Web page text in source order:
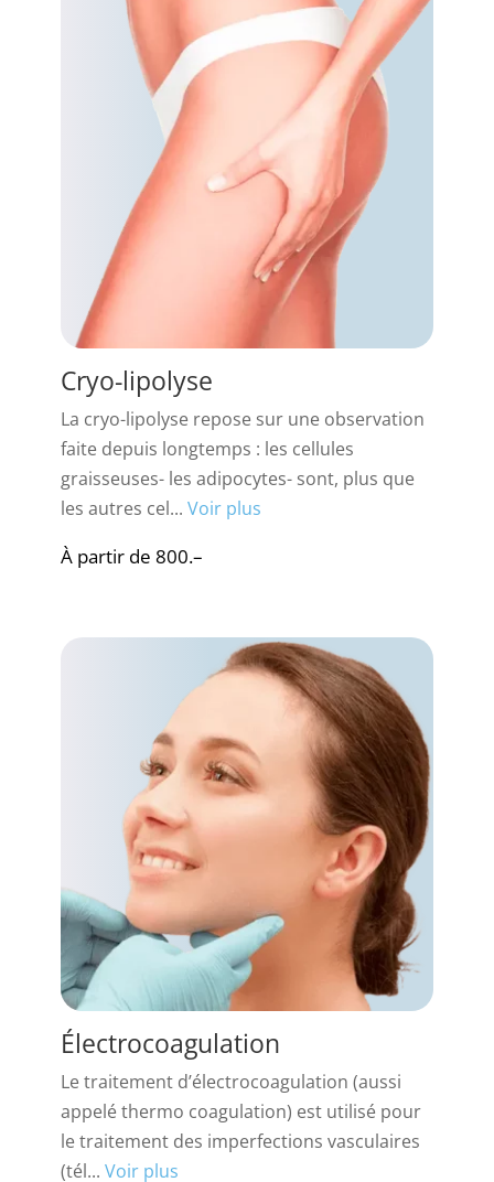
Cryo-lipolyse
La cryo-lipolyse repose sur une observation
faite depuis longtemps : les cellules
graisseuses- les adipocytes- sont, plus que
les autres cel... Voir plus
À partir de 800.–
Électrocoagulation
Le traitement d’électrocoagulation (aussi
appelé thermo coagulation) est utilisé pour
le traitement des imperfections vasculaires
(tél... Voir plus